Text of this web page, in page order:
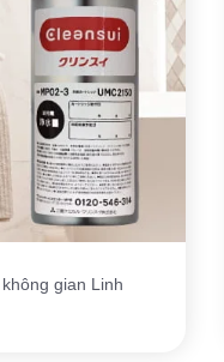
gian Linh